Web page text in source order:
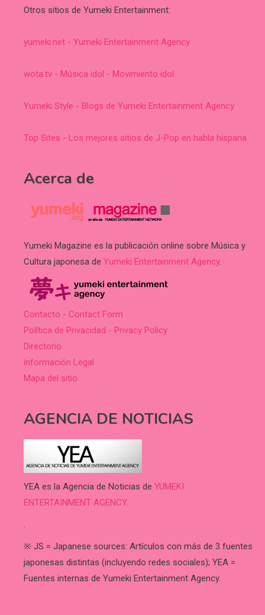
Otros sitios de Yumeki Entertainment:
yumeki.net - Yumeki Entertainment Agency
wota.tv - Música idol - Movimiento idol
Yumeki Style - Blogs de Yumeki Entertainment Agency
Top Sites - Los mejores sitios de J-Pop en habla hispana
Acerca de
Yumeki Magazine es la publicación online sobre Música y
Cultura japonesa de Yumeki Entertainment Agency.
Contacto - Contact Form
Política de Privacidad - Privacy Policy
Directorio
información Legal
Mapa del sitio
AGENCIA DE NOTICIAS
YEA es la Agencia de Noticias de YUMEKI
ENTERTAINMENT AGENCY.
.
※ JS = Japanese sources: Artículos con más de 3 fuentes
japonesas distintas (incluyendo redes sociales); YEA =
Fuentes internas de Yumeki Entertainment Agency.